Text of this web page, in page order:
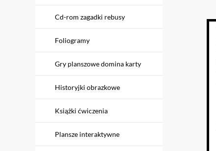
Cd-rom zagadki rebusy
Foliogramy
Gry planszowe domina karty
Historyjki obrazkowe
Książki ćwiczenia
Plansze interaktywne